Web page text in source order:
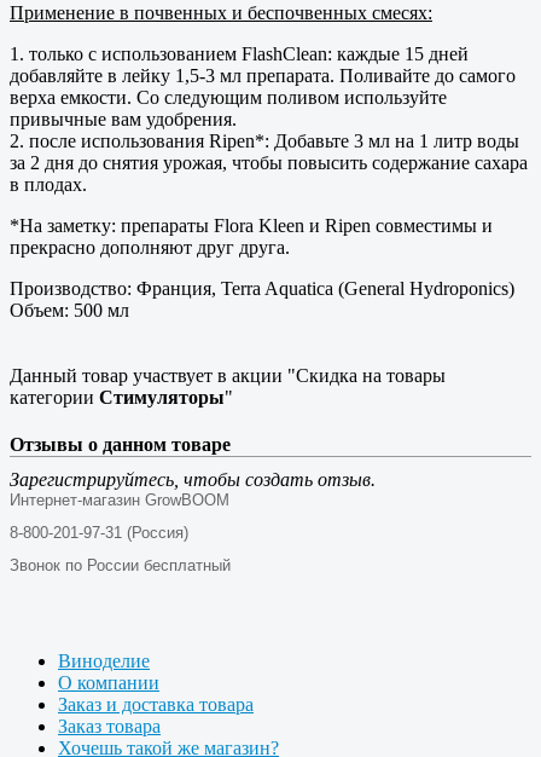
Применение в почвенных и беспочвенных смесях:
1. только с использованием FlashClean: каждые 15 дней
добавляйте в лейку 1,5-3 мл препарата. Поливайте до самого
верха емкости. Со следующим поливом используйте
привычные вам удобрения.
2. после использования Ripen*: Добавьте 3 мл на 1 литр воды
за 2 дня до снятия урожая, чтобы повысить содержание сахара
в плодах.
*На заметку: препараты Flora Kleen и Ripen совместимы и
прекрасно дополняют друг друга.
Производство: Франция, Terra Aquatica (General Hydroponics)
Объем: 500 мл
Данный товар участвует в акции "Скидка на товары
категории Стимуляторы"
Отзывы о данном товаре
Зарегистрируйтесь, чтобы создать отзыв.
Интернет-магазин GrowBOOM
8-800-201-97-31 (Россия)
Звонок по России бесплатный
Виноделие
О компании
Заказ и доставка товара
Заказ товара
Хочешь такой же магазин?